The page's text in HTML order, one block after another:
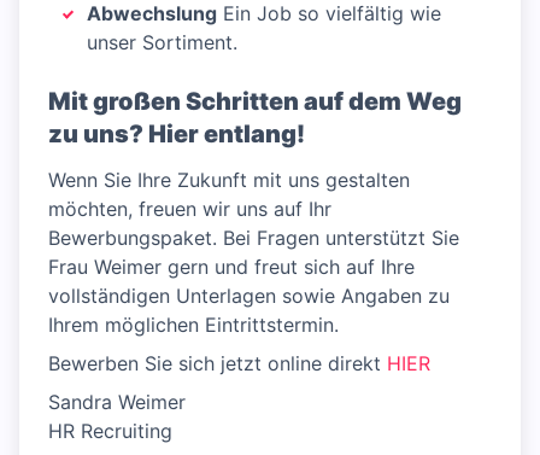
Abwechslung Ein Job so vielfältig wie
unser Sortiment.
Mit großen Schritten auf dem Weg
zu uns? Hier entlang!
Wenn Sie Ihre Zukunft mit uns gestalten
möchten, freuen wir uns auf Ihr
Bewerbungspaket. Bei Fragen unterstützt Sie
Frau Weimer gern und freut sich auf Ihre
vollständigen Unterlagen sowie Angaben zu
Ihrem möglichen Eintrittstermin.
Bewerben Sie sich jetzt online direkt HIER
Sandra Weimer
HR Recruiting